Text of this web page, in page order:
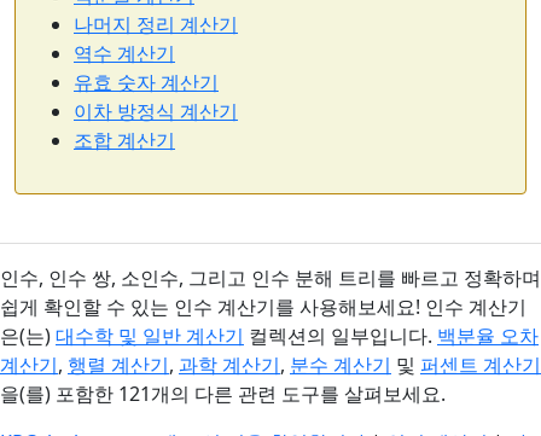
나머지 정리 계산기
역수 계산기
유효 숫자 계산기
이차 방정식 계산기
조합 계산기
인수, 인수 쌍, 소인수, 그리고 인수 분해 트리를 빠르고 정확하며
쉽게 확인할 수 있는 인수 계산기를 사용해보세요! 인수 계산기
은(는)대수학 및 일반 계산기 컬렉션의 일부입니다. 백분율 오차
계산기, 행렬 계산기, 과학 계산기, 분수 계산기 및 퍼센트 계산기
을(를) 포함한 121개의 다른 관련 도구를 살펴보세요.